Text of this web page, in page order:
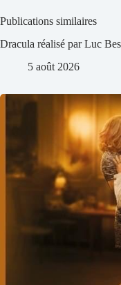
Publications similaires
Dracula réalisé par Luc
5 août 2026